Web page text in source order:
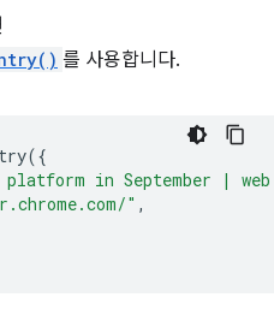
를 사용합니다.
({
platform in September |
" ,